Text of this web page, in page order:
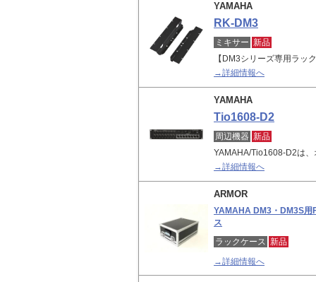
YAMAHA
RK-DM3
ミキサー 新品
【DM3シリーズ専用ラッ
→詳細情報へ
YAMAHA
Tio1608-D2
周辺機器 新品
YAMAHA/Tio1608-D2は
→詳細情報へ
ARMOR
YAMAHA DM3・DM3S用
ス
ラックケース 新品
→詳細情報へ